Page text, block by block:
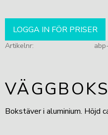
LOGGA IN FÖR PRISER
Artikelnr
Bokstäver i aluminium. Höjd